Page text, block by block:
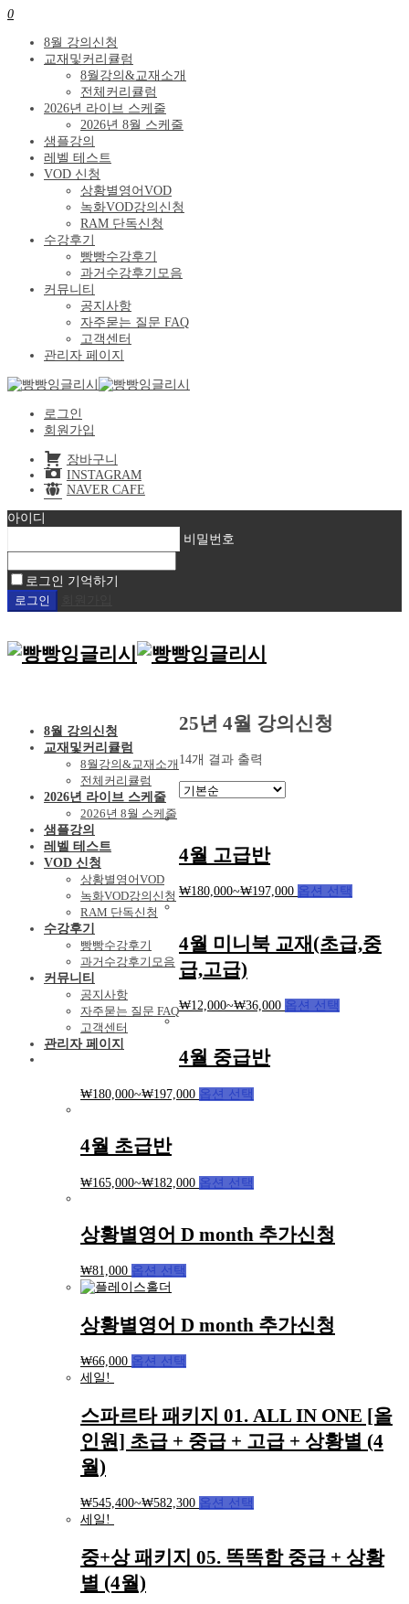
0
8월 강의신청
교재및커리큘럼
8월강의&교재소개
전체커리큘럼
2026년 라이브 스케줄
2026년 8월 스케줄
샘플강의
레벨 테스트
VOD 신청
상황별영어VOD
녹화VOD강의신청
RAM 단독신청
수강후기
빵빵수강후기
과거수강후기모음
커뮤니티
공지사항
자주묻는 질문 FAQ
고객센터
관리자 페이지
로그인
회원가입
장바구니
INSTAGRAM
NAVER CAFE
아이디
비밀번호
로그인 기억하기
8월 강의신청
교재및커리큘럼
8월강의&교재소개
전체커리큘럼
2026년 라이브 스케줄
2026년 8월 스케줄
샘플강의
레벨 테스트
VOD 신청
상황별영어VOD
녹화VOD강의신청
RAM 단독신청
수강후기
빵빵수강후기
과거수강후기모음
커뮤니티
공지사항
자주묻는 질문 FAQ
고객센터
관리자 페이지
25년 4월 강의신청
14개 결과 출력
4월 고급반
₩180,000~₩197,000 옵션 선택
4월 미니북 교재(초급,중
급,고급)
₩12,000~₩36,000 옵션 선택
4월 중급반
₩180,000~₩197,000 옵션 선택
4월 초급반
₩165,000~₩182,000 옵션 선택
상황별영어 D month 추가신청
₩81,000 옵션 선택
상황별영어 D month 추가신청
₩66,000 옵션 선택
세일!
스파르타 패키지 01. ALL IN ONE [올
인원] 초급 + 중급 + 고급 + 상황별 (4
월)
₩545,400~₩582,300 옵션 선택
세일!
중+상 패키지 05. 똑똑함 중급 + 상황
별 (4월)